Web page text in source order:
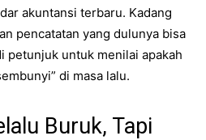
akuntansi terbaru. Kadang
pencatatan yang dulunya bisa
petunjuk untuk menilai apakah
di masa lalu.
Buruk, Tapi